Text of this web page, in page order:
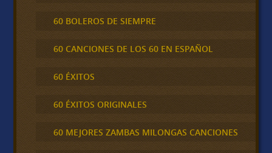
60 BOLEROS DE SIEMPRE
60 CANCIONES DE LOS 60 EN ESPAÑOL
60 ÉXITOS
60 ÉXITOS ORIGINALES
60 MEJORES ZAMBAS MILONGAS CANCIONES